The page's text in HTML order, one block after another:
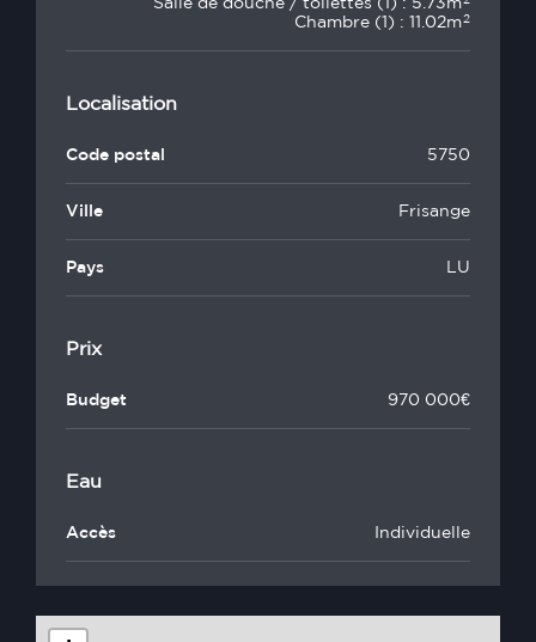
Salle de douche / toilettes (1) : 5.73m
Chambre (1) : 11.02m2
Localisation
Code postal 5750
Ville Frisange
Pays LU
Prix
Budget 970 000€
Eau
Accès Individuelle